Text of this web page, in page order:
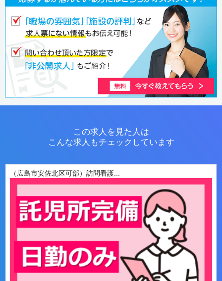
この求人を見た人は
こんな求人もチェックしています
（広島市安佐北区可部）訪問看護...